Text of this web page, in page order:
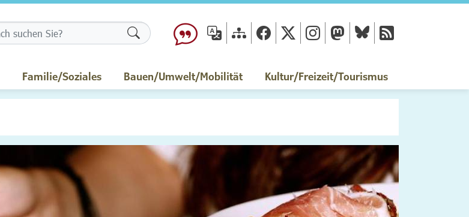
Formularschaltfläche
Familie/Soziales Bauen/Umwelt/Mobilität Kultur/Freizeit/Tourismus